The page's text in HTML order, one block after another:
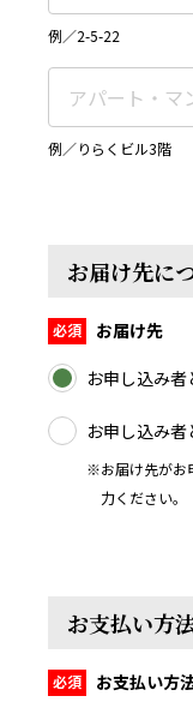
例／2-5-22
例／りらくビル3階
お届け先に
お届け先
お申し込み者
お申し込み
※お届け先がお
力ください。
お支払い方
お支払い方